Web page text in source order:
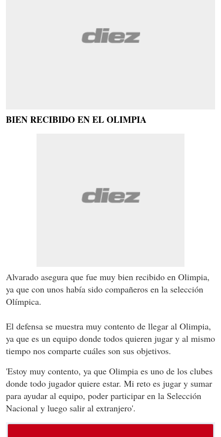
BIEN RECIBIDO EN EL OLIMPIA
Alvarado asegura que fue muy bien recibido en Olimpia,
ya que con unos había sido compañeros en la selección
Olímpica.
El defensa se muestra muy contento de llegar al Olimpia,
ya que es un equipo donde todos quieren jugar y al mismo
tiempo nos comparte cuáles son sus objetivos.
'Estoy muy contento, ya que Olimpia es uno de los clubes
donde todo jugador quiere estar. Mi reto es jugar y sumar
para ayudar al equipo, poder participar en la Selección
Nacional y luego salir al extranjero'.